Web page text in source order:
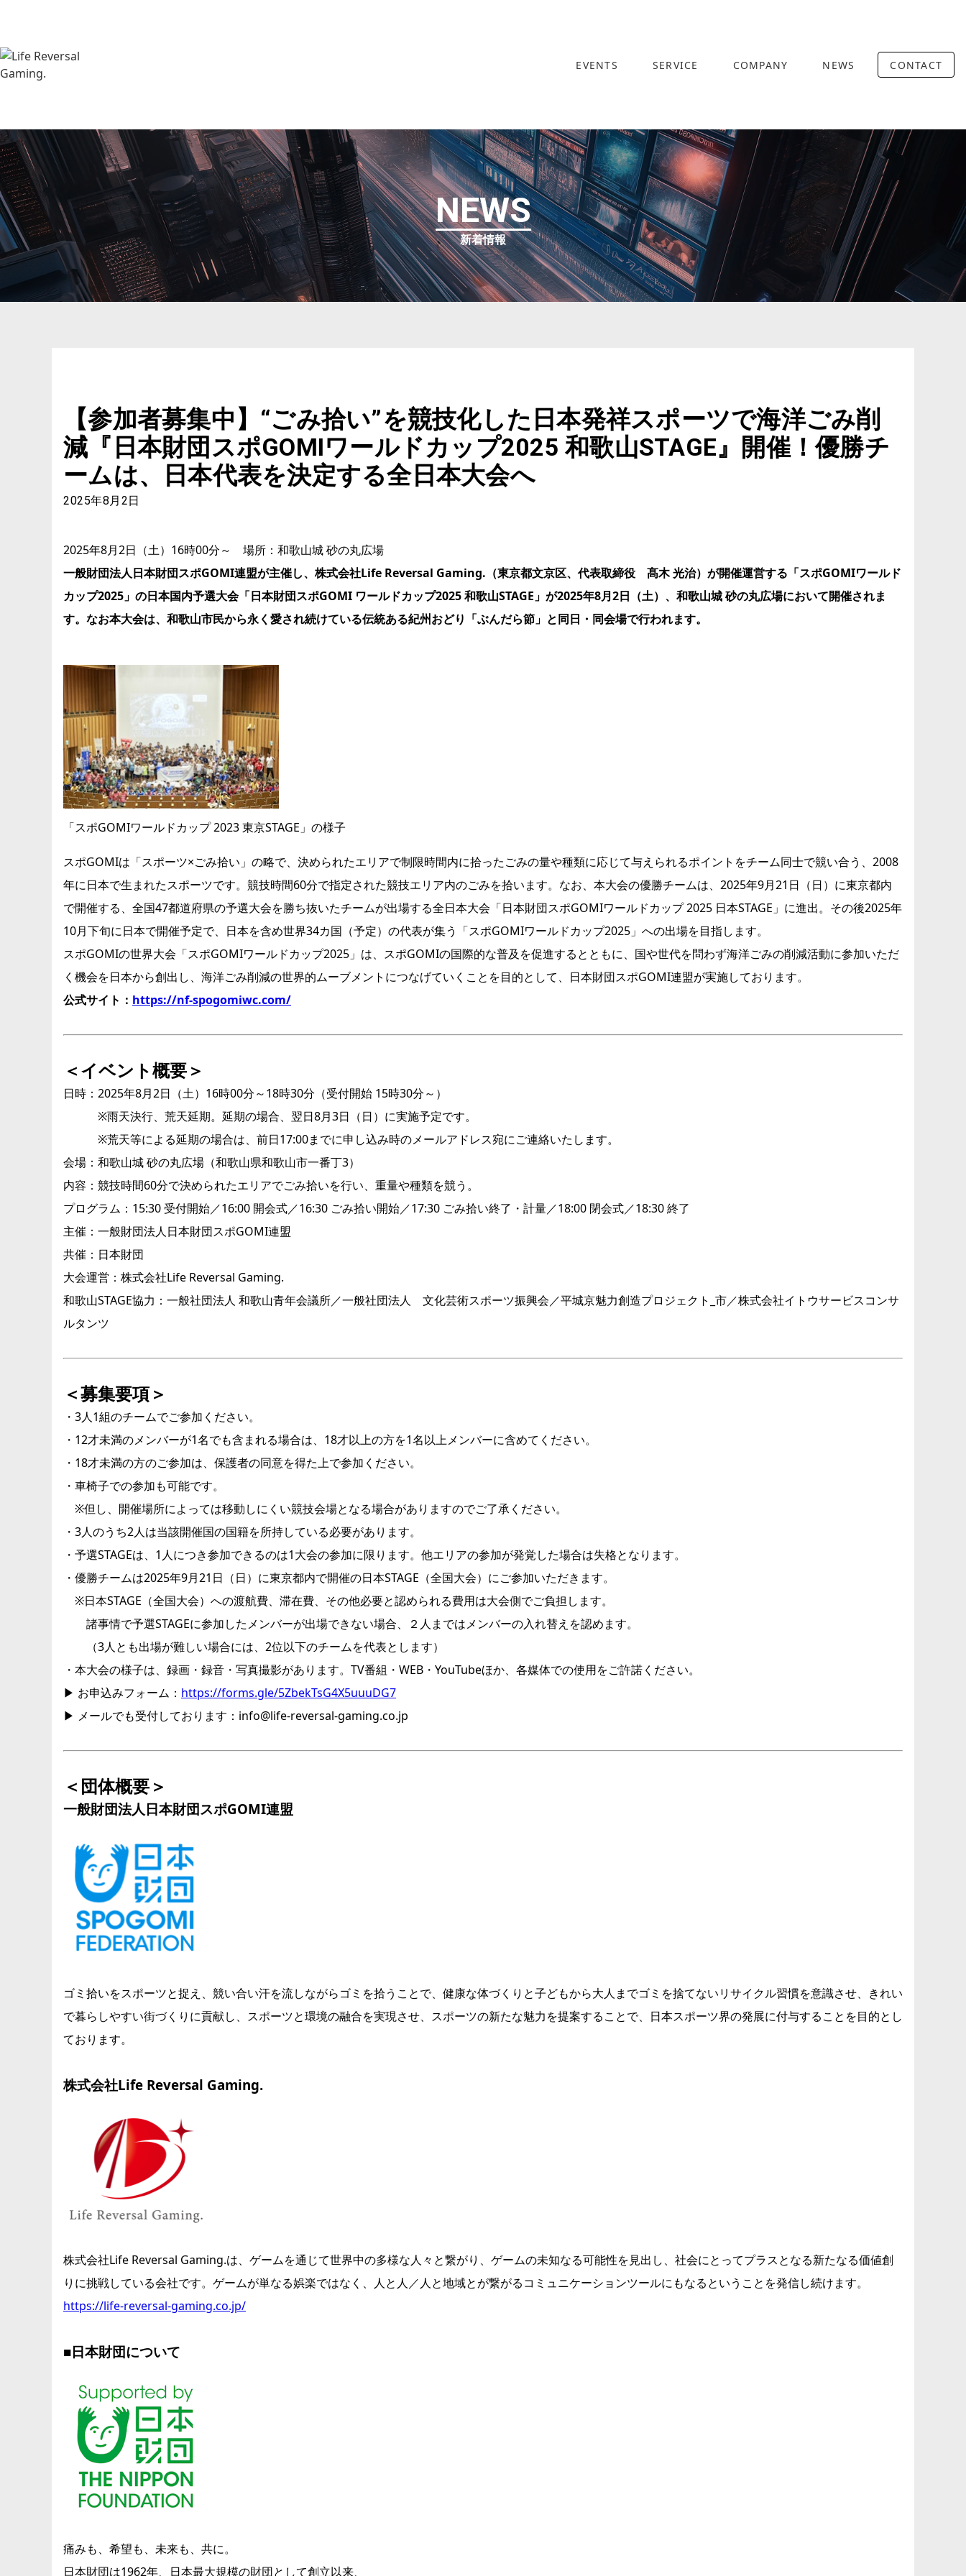
EVENTS SERVICE COMPANY NEWS CONTACT
NEWS
新着情報
【参加者募集中】“ごみ拾い”を競技化した日本発祥スポーツで海洋ごみ削
減『日本財団スポGOMIワールドカップ2025 和歌山STAGE』開催！優勝チ
ームは、日本代表を決定する全日本大会へ
2025年8月2日
2025年8月2日（土）16時00分～ 場所：和歌山城 砂の丸広場
一般財団法人日本財団スポGOMI連盟が主催し、株式会社Life Reversal Gaming.（東京都文京区、代表取締役 髙木 光治）が開催運営する「スポGOMIワールド
カップ2025」の日本国内予選大会「日本財団スポGOMI ワールドカップ2025 和歌山STAGE」が2025年8月2日（土）、和歌山城 砂の丸広場において開催されま
す。なお本大会は、和歌山市民から永く愛され続けている伝統ある紀州おどり「ぶんだら節」と同日・同会場で行われます。
「スポGOMIワールドカップ 2023 東京STAGE」の様子
スポGOMIは「スポーツ×ごみ拾い」の略で、決められたエリアで制限時間内に拾ったごみの量や種類に応じて与えられるポイントをチーム同士で競い合う、2008
年に日本で生まれたスポーツです。競技時間60分で指定された競技エリア内のごみを拾います。なお、本大会の優勝チームは、2025年9月21日（日）に東京都内
で開催する、全国47都道府県の予選大会を勝ち抜いたチームが出場する全日本大会「日本財団スポGOMIワールドカップ 2025 日本STAGE」に進出。その後2025年
10月下旬に日本で開催予定で、日本を含め世界34カ国（予定）の代表が集う「スポGOMIワールドカップ2025」への出場を目指します。
スポGOMIの世界大会「スポGOMIワールドカップ2025」は、スポGOMIの国際的な普及を促進するとともに、国や世代を問わず海洋ごみの削減活動に参加いただ
く機会を日本から創出し、海洋ごみ削減の世界的ムーブメントにつなげていくことを目的として、日本財団スポGOMI連盟が実施しております。
公式サイト： https://nf-spogomiwc.com/
＜イベント概要＞
日時：2025年8月2日（土）16時00分～18時30分（受付開始 15時30分～）
※雨天決行、荒天延期。延期の場合、翌日8月3日（日）に実施予定です。
※荒天等による延期の場合は、前日17:00までに申し込み時のメールアドレス宛にご連絡いたします。
会場：和歌山城 砂の丸広場（和歌山県和歌山市一番丁3）
内容：競技時間60分で決められたエリアでごみ拾いを行い、重量や種類を競う。
プログラム：15:30 受付開始／16:00 開会式／16:30 ごみ拾い開始／17:30 ごみ拾い終了・計量／18:00 閉会式／18:30 終了
主催：一般財団法人日本財団スポGOMI連盟
共催：日本財団
大会運営：株式会社Life Reversal Gaming.
和歌山STAGE協力：一般社団法人 和歌山青年会議所／一般社団法人 文化芸術スポーツ振興会／平城京魅力創造プロジェクト_市／株式会社イトウサービスコンサ
ルタンツ
＜募集要項＞
・3人1組のチームでご参加ください。
・12才未満のメンバーが1名でも含まれる場合は、18才以上の方を1名以上メンバーに含めてください。
・18才未満の方のご参加は、保護者の同意を得た上で参加ください。
・車椅子での参加も可能です。
※但し、開催場所によっては移動しにくい競技会場となる場合がありますのでご了承ください。
・3人のうち2人は当該開催国の国籍を所持している必要があります。
・予選STAGEは、1人につき参加できるのは1大会の参加に限ります。他エリアの参加が発覚した場合は失格となります。
・優勝チームは2025年9月21日（日）に東京都内で開催の日本STAGE（全国大会）にご参加いただきます。
※日本STAGE（全国大会）への渡航費、滞在費、その他必要と認められる費用は大会側でご負担します。
諸事情で予選STAGEに参加したメンバーが出場できない場合、２人まではメンバーの入れ替えを認めます。
（3人とも出場が難しい場合には、2位以下のチームを代表とします）
・本大会の様子は、録画・録音・写真撮影があります。TV番組・WEB・YouTubeほか、各媒体での使用をご許諾ください。
▶ お申込みフォーム： https://forms.gle/5ZbekTsG4X5uuuDG7
▶ メールでも受付しております：info@life-reversal-gaming.co.jp
＜団体概要＞
一般財団法人日本財団スポGOMI連盟
ゴミ拾いをスポーツと捉え、競い合い汗を流しながらゴミを拾うことで、健康な体づくりと子どもから大人までゴミを捨てないリサイクル習慣を意識させ、きれい
で暮らしやすい街づくりに貢献し、スポーツと環境の融合を実現させ、スポーツの新たな魅力を提案することで、日本スポーツ界の発展に付与することを目的とし
ております。
株式会社Life Reversal Gaming.
株式会社Life Reversal Gaming.は、ゲームを通じて世界中の多様な人々と繋がり、ゲームの未知なる可能性を見出し、社会にとってプラスとなる新たなる価値創
りに挑戦している会社です。ゲームが単なる娯楽ではなく、人と人／人と地域とが繋がるコミュニケーションツールにもなるということを発信し続けます。
https://life-reversal-gaming.co.jp/
■日本財団について
痛みも、希望も、未来も、共に。
日本財団は1962年、日本最大規模の財団として創立以来、